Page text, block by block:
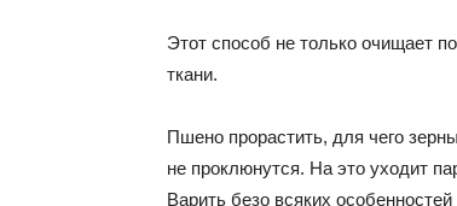
Этот способ не только очищает
ткани.
Пшено прорастить, для чего
не проклюнутся. На это уходит
Варить безо всяких